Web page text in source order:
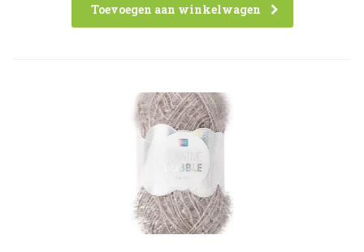
Toevoegen aan winkelwagen